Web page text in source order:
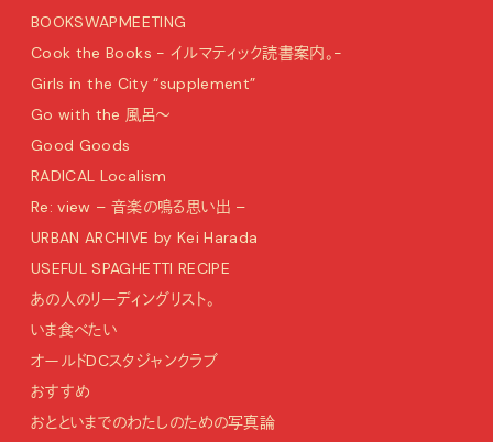
BOOKSWAPMEETING
Cook the Books - イルマティック読書案内。-
Girls in the City “supplement”
Go with the 風呂〜
Good Goods
RADICAL Localism
Re: view – 音楽の鳴る思い出 –
URBAN ARCHIVE by Kei Harada
USEFUL SPAGHETTI RECIPE
あの人のリーディングリスト。
いま食べたい
オールドDCスタジャンクラブ
おすすめ
おとといまでのわたしのための写真論